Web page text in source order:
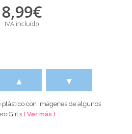
8,99€
IVA incluido
▲ ▼
plástico con imágenes de algunos
Girls( Ver más )